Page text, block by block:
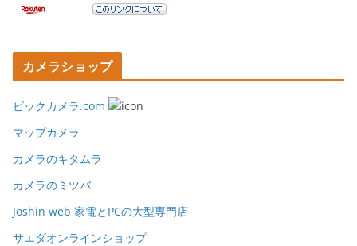
カメラショップ
ビックカメラ.com
マップカメラ
カメラのキタムラ
カメラのミツバ
Joshin web 家電とPCの大型専門店
サエダオンラインショップ